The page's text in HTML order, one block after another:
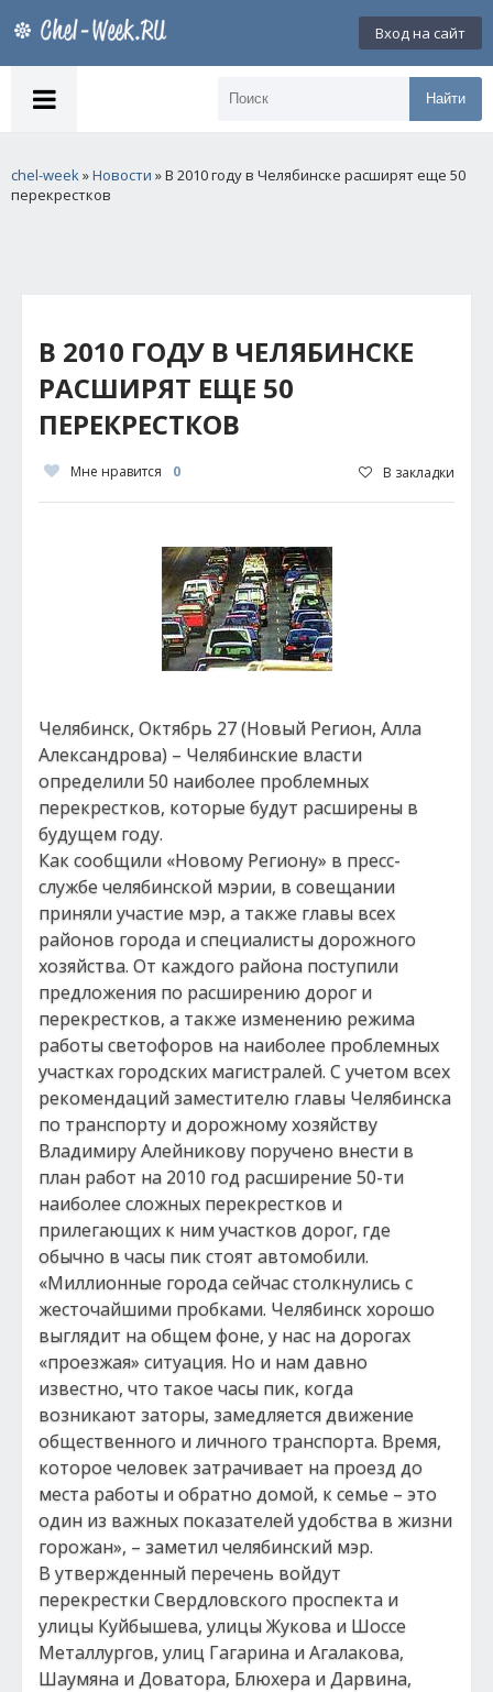
Вход на сайт
Найти
chel-week»Новости » В 2010 году в Челябинске расширят еще 50
перекрестков
В 2010 ГОДУ В ЧЕЛЯБИНСКЕ
РАСШИРЯТ ЕЩЕ 50
ПЕРЕКРЕСТКОВ
Мне нравится 0 В закладки
Челябинск, Октябрь 27 (Новый Регион, Алла
Александрова) – Челябинские власти
определили 50 наиболее проблемных
перекрестков, которые будут расширены в
будущем году.
Как сообщили «Новому Региону» в пресс-
службе челябинской мэрии, в совещании
приняли участие мэр, а также главы всех
районов города и специалисты дорожного
хозяйства. От каждого района поступили
предложения по расширению дорог и
перекрестков, а также изменению режима
работы светофоров на наиболее проблемных
участках городских магистралей. С учетом всех
рекомендаций заместителю главы Челябинска
по транспорту и дорожному хозяйству
Владимиру Алейникову поручено внести в
план работ на 2010 год расширение 50-ти
наиболее сложных перекрестков и
прилегающих к ним участков дорог, где
обычно в часы пик стоят автомобили.
«Миллионные города сейчас столкнулись с
жесточайшими пробками. Челябинск хорошо
выглядит на общем фоне, у нас на дорогах
«проезжая» ситуация. Но и нам давно
известно, что такое часы пик, когда
возникают заторы, замедляется движение
общественного и личного транспорта. Время,
которое человек затрачивает на проезд до
места работы и обратно домой, к семье – это
один из важных показателей удобства в жизни
горожан», – заметил челябинский мэр.
В утвержденный перечень войдут
перекрестки Свердловского проспекта и
улицы Куйбышева, улицы Жукова и Шоссе
Металлургов, улиц Гагарина и Агалакова,
Шаумяна и Доватора, Блюхера и Дарвина,